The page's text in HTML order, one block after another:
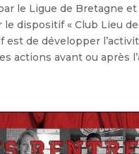
le Ligue de Bretagne et
dispositif « Club Lieu de
est de développer
actions avant ou après